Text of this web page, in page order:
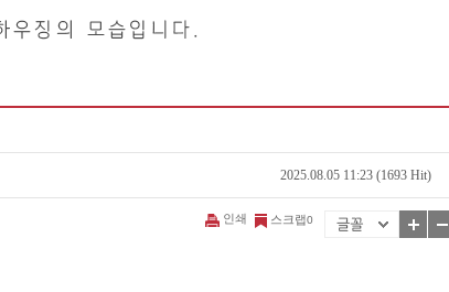
2025.08.05 11:23 (1693 Hit)
인쇄 스크랩0